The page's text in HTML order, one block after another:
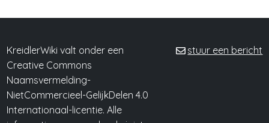
KreidlerWiki valt onder een
Creative Commons
Naamsvermelding-
NietCommercieel-GelijkDelen 4.0
Internationaal-licentie. Alle
stuur een bericht